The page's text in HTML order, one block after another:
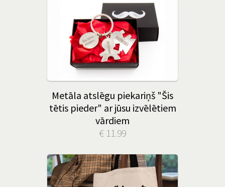
Metāla atslēgu piekariņš "Šis
tētis pieder" ar jūsu izvēlētiem
vārdiem
€ 11.99